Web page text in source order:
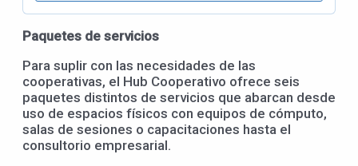
Paquetes de servicios
Para suplir con las necesidades de las
cooperativas, el Hub Cooperativo ofrece seis
paquetes distintos de servicios que abarcan desde
uso de espacios físicos con equipos de cómputo,
salas de sesiones o capacitaciones hasta el
consultorio empresarial.